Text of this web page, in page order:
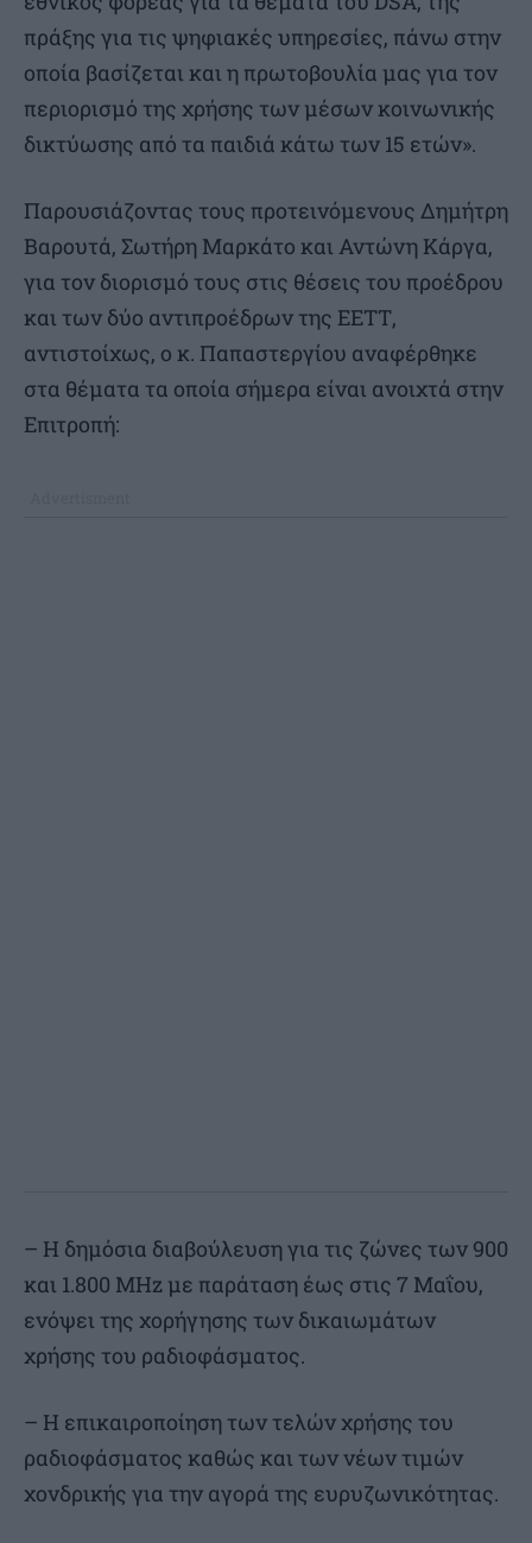
πράξης για τις ψηφιακές υπηρεσίες, πάνω στην
οποία βασίζεται και η πρωτοβουλία μας για τον
περιορισμό της χρήσης των μέσων κοινωνικής
δικτύωσης από τα παιδιά κάτω των 15 ετών».
Παρουσιάζοντας τους προτεινόμενους Δημήτρη
Βαρουτά, Σωτήρη Μαρκάτο και Αντώνη Κάργα,
για τον διορισμό τους στις θέσεις του προέδρου
και των δύο αντιπροέδρων της ΕΕΤΤ,
αντιστοίχως, ο κ. Παπαστεργίου αναφέρθηκε
στα θέματα τα οποία σήμερα είναι ανοιχτά στην
Επιτροπή:
– Η δημόσια διαβούλευση για τις ζώνες των 900
και 1.800 MHz με παράταση έως στις 7 Μαΐου,
ενόψει της χορήγησης των δικαιωμάτων
χρήσης του ραδιοφάσματος.
– Η επικαιροποίηση των τελών χρήσης του
ραδιοφάσματος καθώς και των νέων τιμών
χονδρικής για την αγορά της ευρυζωνικότητας.